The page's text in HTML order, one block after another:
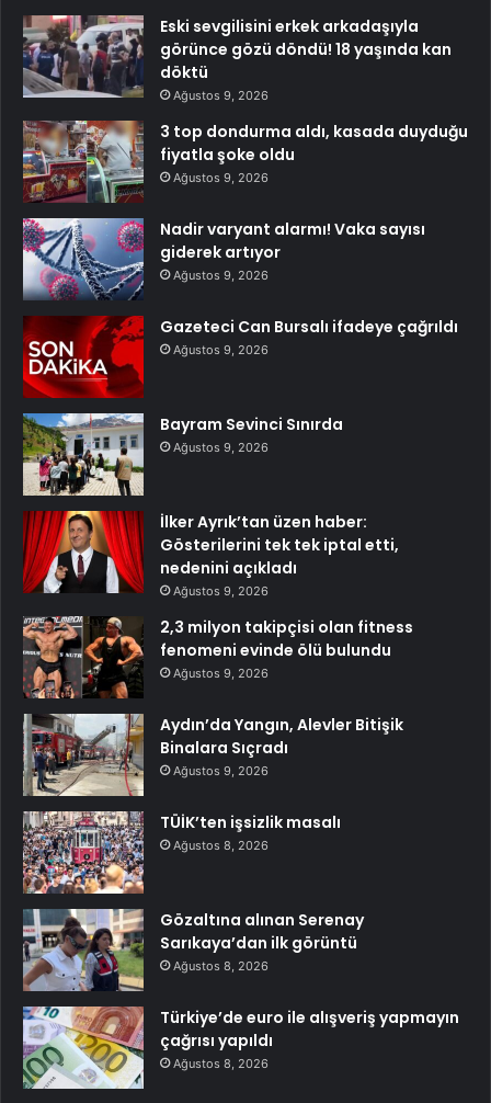
Eski sevgilisini erkek arkadaşıyla
görünce gözü döndü! 18 yaşında kan
döktü
Ağustos 9, 2026
3 top dondurma aldı, kasada duyduğu
fiyatla şoke oldu
Ağustos 9, 2026
Nadir varyant alarmı! Vaka sayısı
giderek artıyor
Ağustos 9, 2026
Gazeteci Can Bursalı ifadeye çağrıldı
Ağustos 9, 2026
Bayram Sevinci Sınırda
Ağustos 9, 2026
İlker Ayrık’tan üzen haber:
Gösterilerini tek tek iptal etti,
nedenini açıkladı
Ağustos 9, 2026
2,3 milyon takipçisi olan fitness
fenomeni evinde ölü bulundu
Ağustos 9, 2026
Aydın’da Yangın, Alevler Bitişik
Binalara Sıçradı
Ağustos 9, 2026
TÜİK’ten işsizlik masalı
Ağustos 8, 2026
Gözaltına alınan Serenay
Sarıkaya’dan ilk görüntü
Ağustos 8, 2026
Türkiye’de euro ile alışveriş yapmayın
çağrısı yapıldı
Ağustos 8, 2026